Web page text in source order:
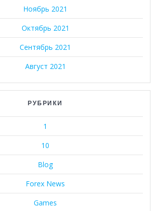
Ноябрь 2021
Октябрь 2021
Сентябрь 2021
Август 2021
РУБРИКИ
1
10
Blog
Forex News
Games